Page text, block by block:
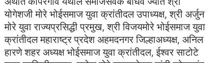
योगेशजी मोरे भोईसमाज युवा क्रांतीदल उपाध्यक्ष, श्री अर्जुन
मोरे युवा राज्यप्रसिद्धी प्रमुख, श्री विजयमोरे भोईसमाज युवा
क्रांतीदल महाराष्ट्र प्रदेश अहमदनगर जिल्हाअध्यक्ष, अनिल
हारणे शहर अध्यक्ष भोईसमाज युवा क्रांतीदल, ईश्वर साटोटे